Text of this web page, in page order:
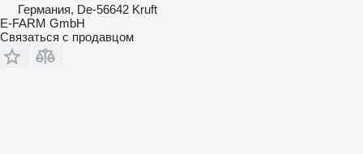
Германия, De-56642 Kruft
E-FARM GmbH
Связаться с продавцом